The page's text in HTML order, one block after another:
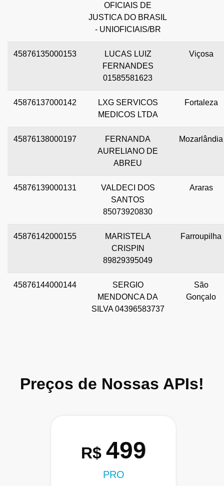
OFICIAIS DE
JUSTICA DO BRASIL
- UNIOFICIAIS/BR
45876135000153
LUCAS LUIZ
FERNANDES
01585581623
Viçosa
45876137000142
LXG SERVICOS
MEDICOS LTDA
Fortaleza
45876138000197
FERNANDA
AURELIANO DE
ABREU
Mozarlândia
45876139000131
VALDECI DOS
SANTOS
85073920830
Araras
45876142000155
MARISTELA
CRISPIN
89829395049
Farroupilha
45876144000144
SERGIO
MENDONCA DA
SILVA 04396583737
São
Gonçalo
Preços de Nossas APIs!
R$ 499
PRO